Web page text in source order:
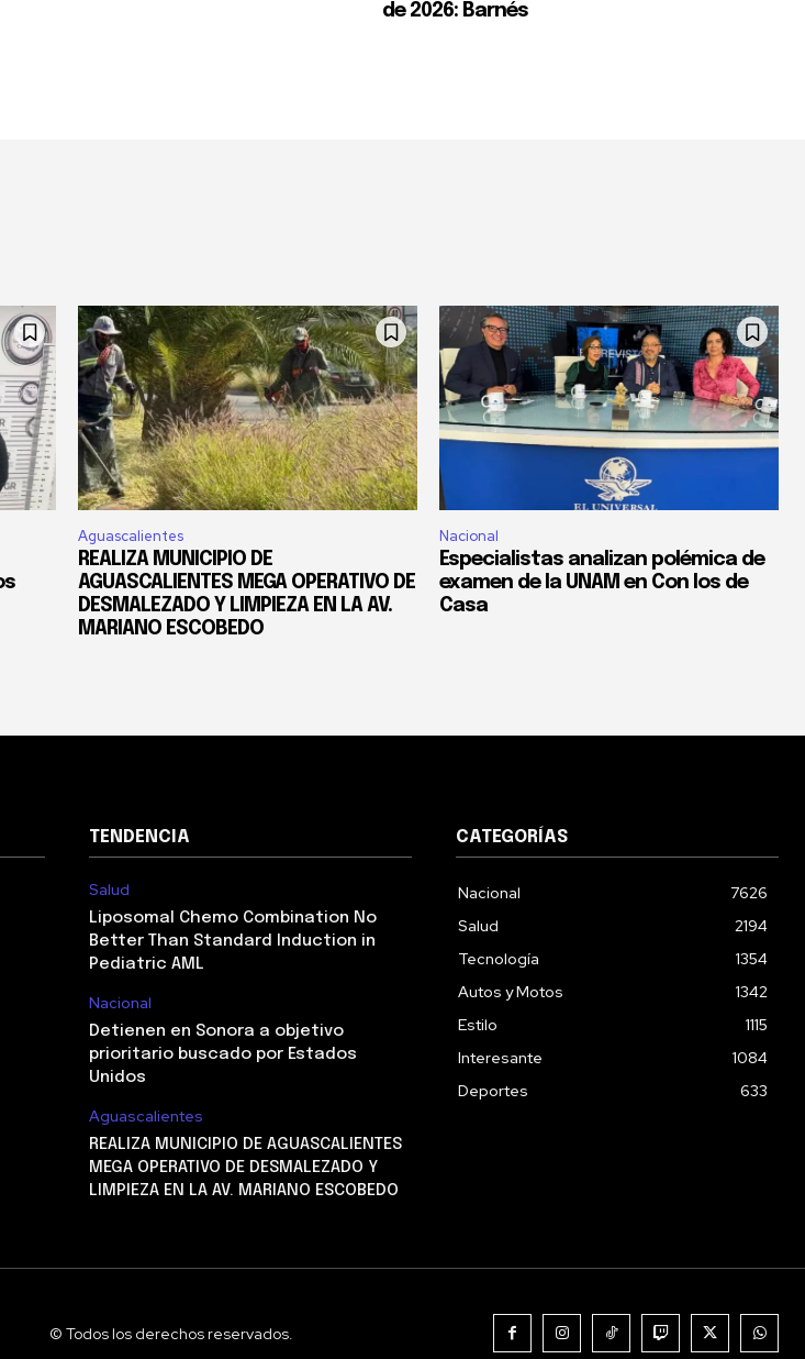
de 2026: Barnés
Aguascalientes
REALIZA MUNICIPIO DE
AGUASCALIENTES MEGA OPERATIVO DE
DESMALEZADO Y LIMPIEZA EN LA AV.
MARIANO ESCOBEDO
Nacional
Especialistas analizan polémica de
examen de la UNAM en Con los de
Casa
TENDENCIA
Salud
Liposomal Chemo Combination No
Better Than Standard Induction in
Pediatric AML
Nacional
Detienen en Sonora a objetivo
prioritario buscado por Estados
Unidos
Aguascalientes
REALIZA MUNICIPIO DE AGUASCALIENTES
MEGA OPERATIVO DE DESMALEZADO Y
LIMPIEZA EN LA AV. MARIANO ESCOBEDO
CATEGORÍAS
Nacional
7626
Salud
2194
Tecnología
1354
Autos y Motos
1342
Estilo
1115
Interesante
1084
Deportes
633
© Todos los derechos reservados.